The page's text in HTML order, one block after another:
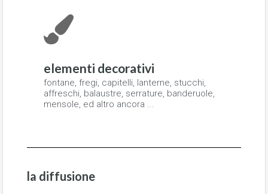
elementi decorativi
fontane, fregi, capitelli, lanterne, stucchi,
affreschi, balaustre, serrature, banderuole,
mensole, ed altro ancora ...
la diffusione